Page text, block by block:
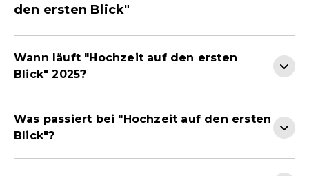
den ersten Blick"
Wann läuft "Hochzeit auf den ersten
Blick" 2025?
Was passiert bei "Hochzeit auf den ersten
Blick"?